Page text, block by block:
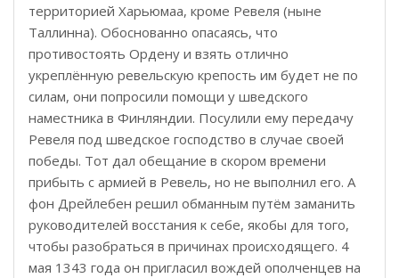
территорией Харьюмаа, кроме Ревеля (ныне
Таллинна). Обоснованно опасаясь, что
противостоять Ордену и взять отлично
укреплённую ревельскую крепость им будет не по
силам, они попросили помощи у шведского
наместника в Финляндии. Посулили ему передачу
Ревеля под шведское господство в случае своей
победы. Тот дал обещание в скором времени
прибыть с армией в Ревель, но не выполнил его. А
фон Дрейлебен решил обманным путём заманить
руководителей восстания к себе, якобы для того,
чтобы разобраться в причинах происходящего. 4
мая 1343 года он пригласил вождей ополченцев на